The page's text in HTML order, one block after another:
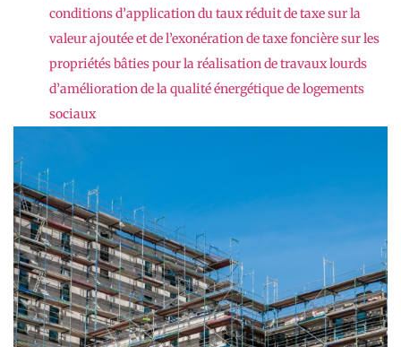
conditions d’application du taux réduit de taxe sur la
valeur ajoutée et de l’exonération de taxe foncière sur les
propriétés bâties pour la réalisation de travaux lourds
d’amélioration de la qualité énergétique de logements
sociaux